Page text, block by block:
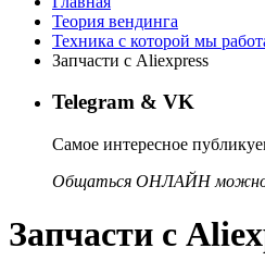
Теория вендинга
Техника с которой мы
Запчасти с Aliexpress
Telegram & VK
Самое интересное
Общаться ОНЛАЙН
Запчасти с